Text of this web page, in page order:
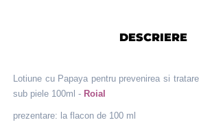
DESCRIERE
Lotiune cu Papaya pentru prevenirea si
sub piele 100ml - Roial
prezentare: la flacon de 100 ml